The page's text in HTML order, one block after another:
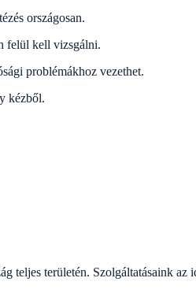
országosan.
felül kell vizsgálni.
problémákhoz vezethet.
kézből.
teljes területén. Szolgáltatásaink